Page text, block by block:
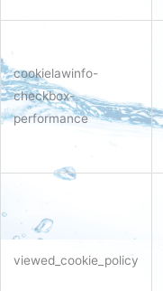
cookielawinfo-
checkbox-
performance
viewed_cookie_policy